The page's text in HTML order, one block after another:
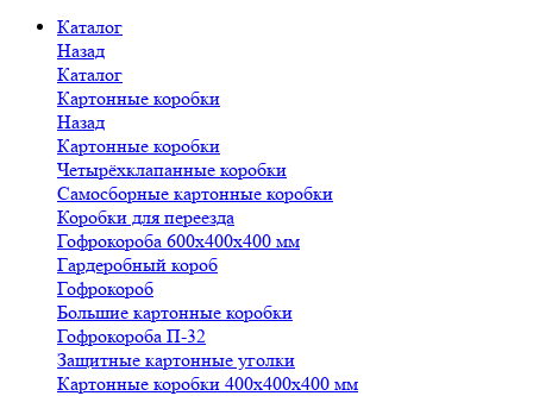
Каталог
Назад
Каталог
Картонные коробки
Назад
Картонные коробки
Четырёхклапанные коробки
Самосборные картонные коробки
Коробки для переезда
Гофрокороба 600х400х400 мм
Гардеробный короб
Гофрокороб
Большие картонные коробки
Гофрокороба П-32
Защитные картонные уголки
Картонные коробки 400х400х400 мм